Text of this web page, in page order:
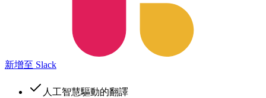
新增至 Slack
人工智慧驅動的翻譯